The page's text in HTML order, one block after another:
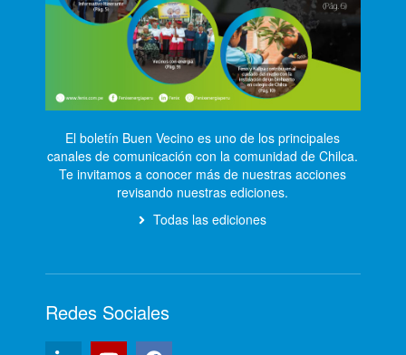
El boletín Buen Vecino es uno de los principales
canales de comunicación con la comunidad de Chilca.
Te invitamos a conocer más de nuestras acciones
revisando nuestras ediciones.
Todas las ediciones
Redes Sociales